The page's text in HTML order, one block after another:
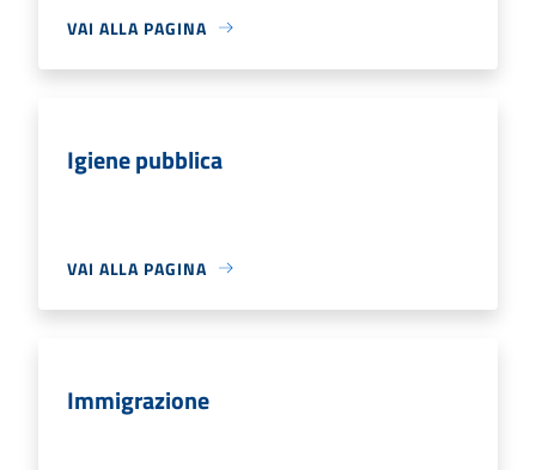
VAI ALLA PAGINA
Igiene pubblica
VAI ALLA PAGINA
Immigrazione